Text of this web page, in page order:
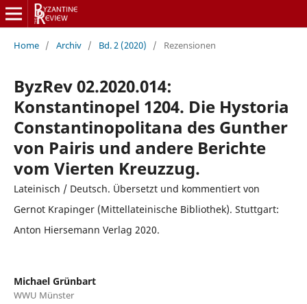
Home / Archiv / Bd. 2 (2020) / Rezensionen
ByzRev 02.2020.014:
Konstantinopel 1204. Die Hystoria
Constantinopolitana des Gunther
von Pairis und andere Berichte
vom Vierten Kreuzzug.
Lateinisch / Deutsch. Übersetzt und kommentiert von
Gernot Krapinger (Mittellateinische Bibliothek). Stuttgart:
Anton Hiersemann Verlag 2020.
Michael Grünbart
WWU Münster